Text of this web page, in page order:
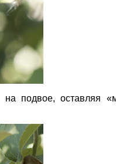
подвое, оставляя